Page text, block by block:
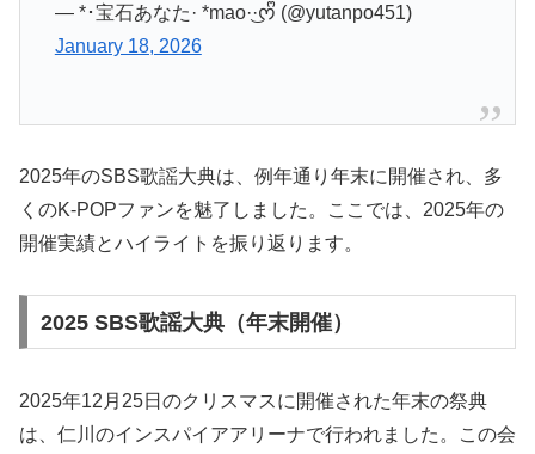
— *･宝石あなた· *mao·͜·ᰔᩚ (@yutanpo451)
January 18, 2026
2025年のSBS歌謡大典は、例年通り年末に開催され、多
くのK-POPファンを魅了しました。ここでは、2025年の
開催実績とハイライトを振り返ります。
2025 SBS歌謡大典（年末開催）
2025年12月25日のクリスマスに開催された年末の祭典
は、仁川のインスパイアアリーナで行われました。この会